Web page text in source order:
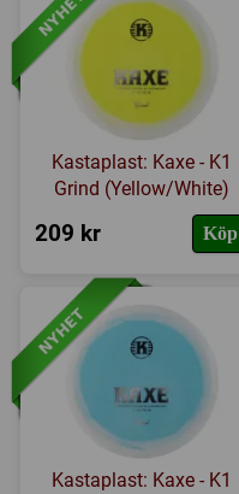
Kastaplast: Kaxe - K1
Grind (Yellow/White)
209 kr Köp
Kastaplast: Kaxe - K1